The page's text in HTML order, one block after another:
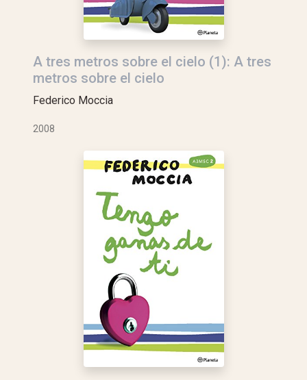
A tres metros sobre el cielo (1): A tres
metros sobre el cielo
Federico Moccia
2008